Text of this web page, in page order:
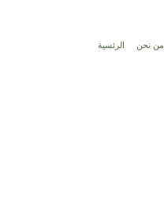
الرئسية من نحن